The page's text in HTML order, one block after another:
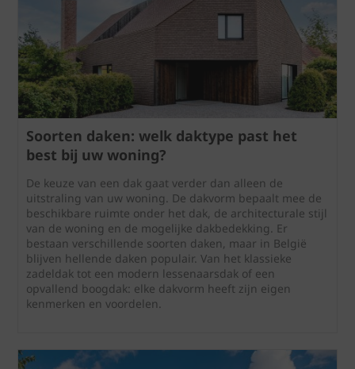
Soorten daken: welk daktype past het
best bij uw woning?
De keuze van een dak gaat verder dan alleen de
uitstraling van uw woning. De dakvorm bepaalt mee de
beschikbare ruimte onder het dak, de architecturale stijl
van de woning en de mogelijke dakbedekking. Er
bestaan verschillende soorten daken, maar in België
blijven hellende daken populair. Van het klassieke
zadeldak tot een modern lessenaarsdak of een
opvallend boogdak: elke dakvorm heeft zijn eigen
kenmerken en voordelen.